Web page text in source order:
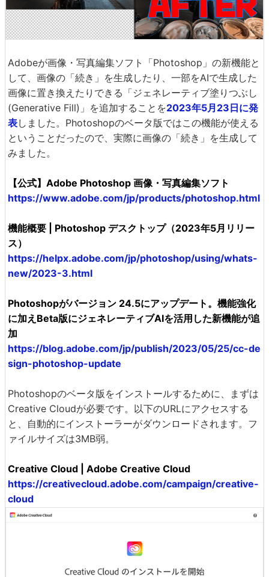
Adobeが画像・写真編集ソフト「Photoshop」の新機能と
して、画像の「続き」を生成したり、一部をAIで生成した
画像に置き換えたりできる「ジェネレーティブ塗りつぶし
(Generative Fill)」を追加することを2023年5月23日に発
表しました。Photoshopのベータ版ではこの機能が使える
ということだったので、実際に画像の「続き」を生成して
みました。
【公式】Adobe Photoshop 画像・写真編集ソフト
https://www.adobe.com/jp/products/photoshop.html
機能概要 | Photoshop デスクトップ（2023年5月リリー
ス）
https://helpx.adobe.com/jp/photoshop/using/whats-
new/2023-3.html
Photoshopがバージョン 24.5にアップデート。機能強化
に加えBeta版にジェネレーティブAIを活用した新機能が追
加
https://blog.adobe.com/jp/publish/2023/05/25/cc-de
sign-photoshop-update
Photoshopのベータ版をインストールするために、まずは
Creative Cloudが必要です。以下のURLにアクセスする
と、自動的にインストーラーがダウンロードされます。フ
ァイルサイズは3MB弱。
Creative Cloud | Adobe Creative Cloud
https://creativecloud.adobe.com/campaign/creative-
cloud